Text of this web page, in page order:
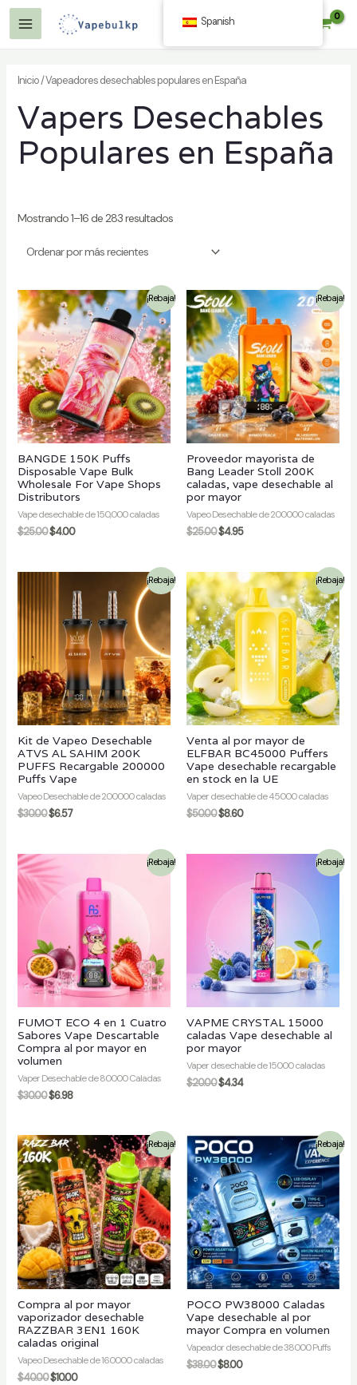
Saltar
Menú
Inicio/ Vapeadores desechables populares en España
Vapers Desechables
Populares en España
Mostrando 1–16 de 283 resultados
¡Rebaja!
BANGDE 150K Puffs
Disposable Vape Bulk
Wholesale For Vape Shops
Distributors
Vape desechable de 150,000 caladas
$25.00$4.00
¡Rebaja!
Proveedor mayorista de
Bang Leader Stoll 200K
caladas, vape desechable al
por mayor
Vapeo Desechable de 200000 caladas
$25.00$4.95
¡Rebaja!
Kit de Vapeo Desechable
ATVS AL SAHIM 200K
PUFFS Recargable 200000
Puffs Vape
Vapeo Desechable de 200000 caladas
$30.00$6.57
¡Rebaja!
Venta al por mayor de
ELFBAR BC45000 Puffers
Vape desechable recargable
en stock en la UE
Vaper desechable de 45000 caladas
$50.00$8.60
¡Rebaja!
FUMOT ECO 4 en 1 Cuatro
Sabores Vape Descartable
Compra al por mayor en
volumen
Vaper Desechable de 80000 Caladas
$30.00$6.98
¡Rebaja!
VAPME CRYSTAL 15000
caladas Vape desechable al
por mayor
Vaper desechable de 15000 caladas
$20.00$4.34
¡Rebaja!
Compra al por mayor
vaporizador desechable
RAZZBAR 3EN1 160K
caladas original
Vapeo Desechable de 160000 caladas
$40.00$10.00
¡Rebaja!
POCO PW38000 Caladas
Vape desechable al por
mayor Compra en volumen
Vapeador desechable de 38000 Puffs
$38.00$8.00
Spanish